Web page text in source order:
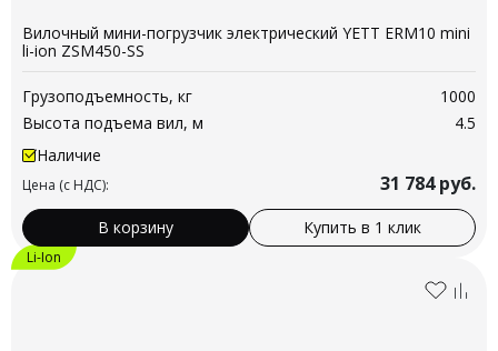
Вилочный мини-погрузчик электрический YETT ERM10 mini
li-ion ZSM450-SS
Грузоподъемность, кг
1000
Высота подъема вил, м
4.5
Наличие
Цена (с НДС): 31 784руб.
В корзину Купить в 1 клик
Li-Ion